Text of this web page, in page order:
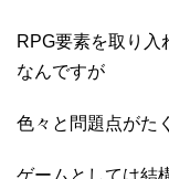
RPG要素を取り
なんですが
色々と問題点がた
ゲームとしては結